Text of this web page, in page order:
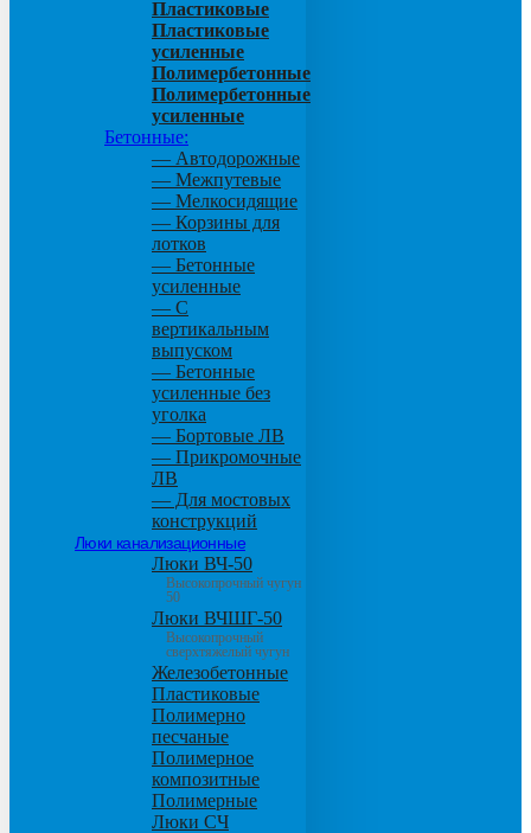
Пластиковые
Пластиковые
усиленные
Полимербетонные
Полимербетонные
усиленные
Бетонные:
— Автодорожные
— Межпутевые
— Мелкосидящие
— Корзины для
лотков
— Бетонные
усиленные
— С
вертикальным
выпуском
— Бетонные
усиленные без
уголка
— Бортовые ЛВ
— Прикромочные
ЛВ
— Для мостовых
конструкций
Люки канализационные
Люки ВЧ-50
Высокопрочный чугун
50
Люки ВЧШГ-50
Высокопрочный
сверхтяжелый чугун
Железобетонные
Пластиковые
Полимерно
песчаные
Полимерное
композитные
Полимерные
Люки СЧ